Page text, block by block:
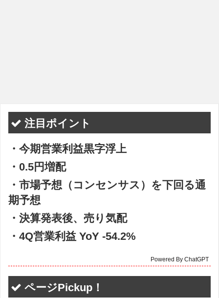
注目ポイント
・今期営業利益黒字浮上
・0.5円増配
・市場予想（コンセンサス）を下回る通
期予想
・決算発表後、売り気配
・4Q営業利益 YoY -54.2%
Powered By ChatGPT
ページPickup！